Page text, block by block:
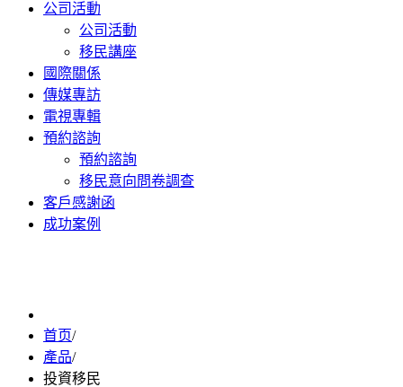
公司活動
公司活動
移民講座
國際關係
傳媒專訪
電視專輯
預約諮詢
預約諮詢
移民意向問卷調查
客戶感謝函
成功案例
首页/
產品/
投資移民